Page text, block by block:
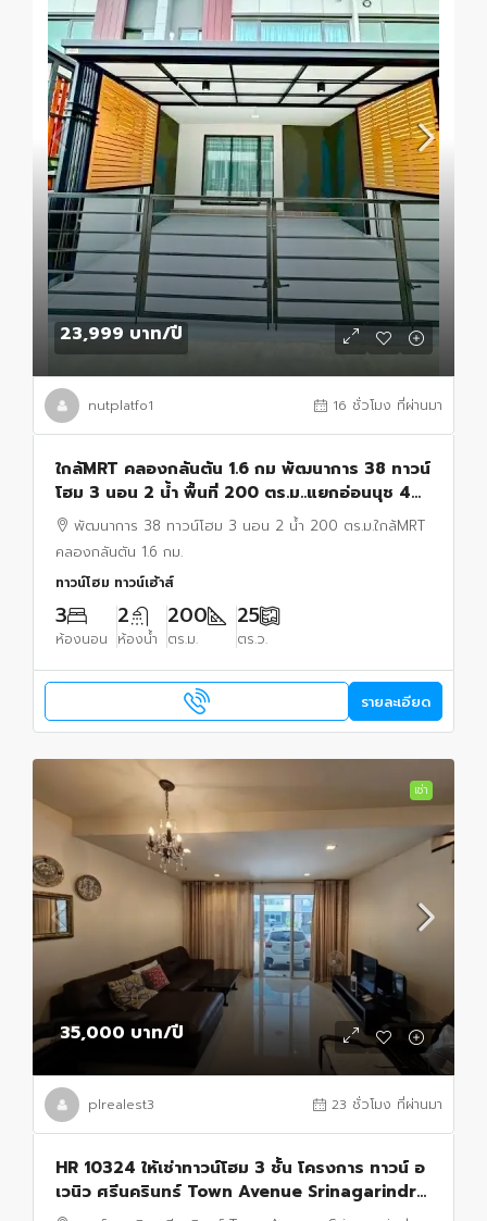
23,999 บาท/ปี
nutplatfo1 16 ชั่วโมง ที่ผ่านมา
ใกล้MRT คลองกลันตัน 1.6 กม พัฒนาการ 38 ทาวน์
โฮม 3 นอน 2 น้ำ พื้นที่ 200 ตร.ม..แยกอ่อนนุช 44
บ้านหัวมุม พร้อมเฟอร์ฯ ธัญญะ ช็อปปิ้ง พาร์ค.
พัฒนาการ 38 ทาวน์โฮม 3 นอน 2 น้ำ 200 ตร.ม.ใกล้MRT
คลองกลันตัน 1.6 กม.
ทาวน์โฮม ทาวน์เฮ้าส์
3
ห้องนอน
2
ห้องน้ำ
200
ตร.ม.
25
ตร.ว.
รายละเอียด
เช่า
35,000 บาท/ปี
plrealest3 23 ชั่วโมง ที่ผ่านมา
HR 10324 ให้เช่าทาวน์โฮม 3 ชั้น โครงการ ทาวน์ อ
เวนิว ศรีนครินทร์ Town Avenue Srinagarindra
อ่อนนุช 68